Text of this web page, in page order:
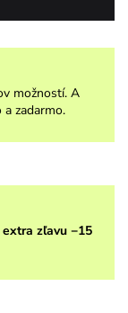
možností. A
zadarmo.
extra zľavu −15